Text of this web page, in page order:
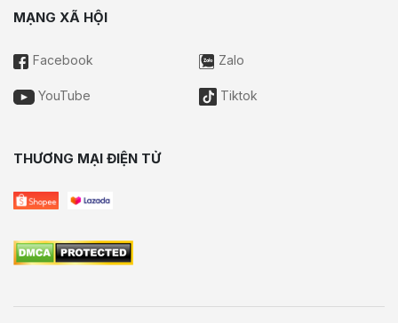
MẠNG XÃ HỘI
Facebook Zalo
YouTube Tiktok
THƯƠNG MẠI ĐIỆN TỬ